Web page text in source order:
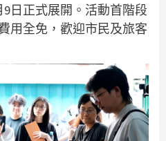
日正式展開。活動首階段
用全免，歡迎市民及旅客